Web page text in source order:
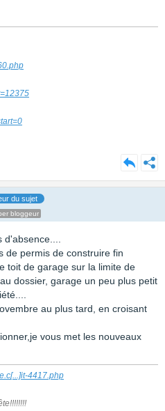
du sujet
bloggeur
d'absence....
de permis de construire fin
toit de garage sur la limite de
dossier, garage un peu plus petit
au plus tard, en croisant
vous met les nouveaux
[...]it-4417.php